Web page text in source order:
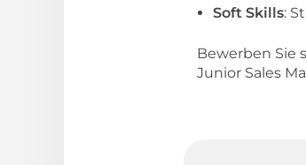
Soft Skills:
Bewerben Sie
Junior Sales